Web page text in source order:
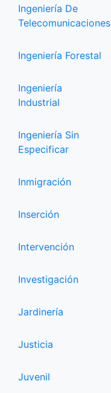
Ingeniería De
Telecomunicaciones
Ingeniería Forestal
Ingeniería
Industrial
Ingeniería Sin
Especificar
Inmigración
Inserción
Intervención
Investigación
Jardinería
Justicia
Juvenil